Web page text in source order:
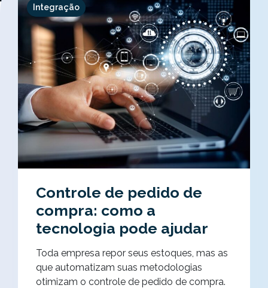
Integração
Controle de pedido de
compra: como a
tecnologia pode ajudar
Toda empresa repor seus estoques, mas as
que automatizam suas metodologias
otimizam o controle de pedido de compra.